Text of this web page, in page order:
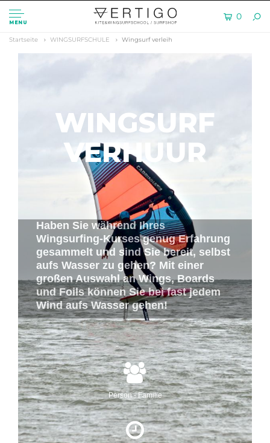
MENU
0
Startseite WINGSURFSCHULE Wingsurf verleih
WINGSURF
VERHUUR
Haben Sie während Ihres
Wingsurfing-Kurses genug Erfahrung
gesammelt und sind Sie bereit, selbst
aufs Wasser zu gehen? Mit einer
großen Auswahl an Wings, Boards
und Foils können Sie bei fast jedem
Wind aufs Wasser gehen!
Person - Familie